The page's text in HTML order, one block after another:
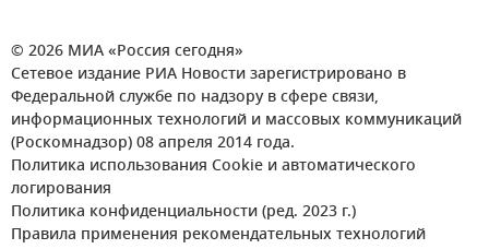
© 2026 МИА «Россия сегодня»
Сетевое издание РИА Новости зарегистрировано в
Федеральной службе по надзору в сфере связи,
информационных технологий и массовых коммуникаций
(Роскомнадзор) 08 апреля 2014 года.
Политика использования Cookie и автоматического
логирования
Политика конфиденциальности (ред. 2023 г.)
Правила применения рекомендательных технологий